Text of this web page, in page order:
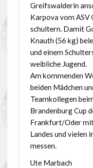
Greifswalderin
Karpova vom
schultern. Damit
Knauth (56 kg)
und einem
weibliche Jugend.
Am kommenden
beiden Mädchen
Teamkollegen
Brandenburg Cup
Frankfurt/Oder mit
Landes und vielen
messen.
Ute Marbach